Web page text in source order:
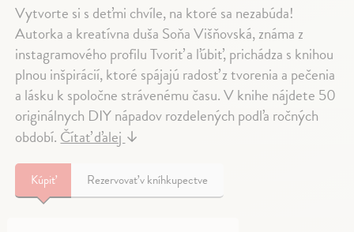
Vytvorte si s deťmi chvíle, na ktoré sa nezabúda!
Autorka a kreatívna duša Soňa Višňovská, známa z
instagramového profilu Tvoriť a ľúbiť, prichádza s knihou
plnou inšpirácií, ktoré spájajú radosť z tvorenia a pečenia
a lásku k spoločne strávenému času. V knihe nájdete 50
originálnych DIY nápadov rozdelených podľa ročných
období. Čítať ďalej ↓
Kúpiť Rezervovať v kníhkupectve